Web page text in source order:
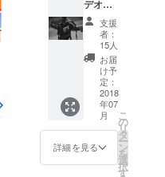
どんどん
チャレンジ
していきた
いです！夢
はソフトテ
ニスをオリ
ンピック種
目にするこ
デオレ
ターの
送付 カ
ンボジ
アチー
ムから
あなた
（御
社）
へ、お
礼の
メッ
セージ
ビデオ
支援
者：
15人
お届
け予
定：
2018
年07
月
詳細を見る
こ
の
リ
タ
ー
ン
を
選
択
す